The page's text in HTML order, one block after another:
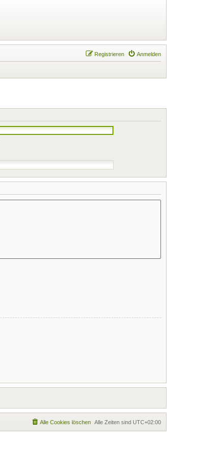
Anmelden
Registrieren
Alle Zeiten sind UTC+02:00
Alle Cookies löschen